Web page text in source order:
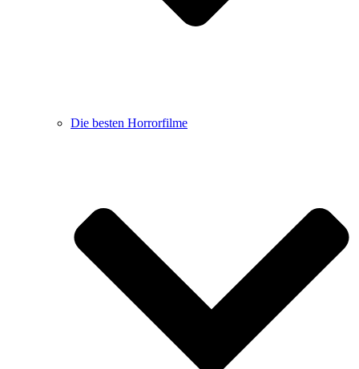
Die besten Horrorfilme